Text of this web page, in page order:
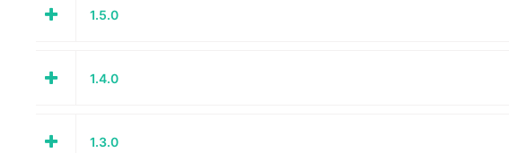
1.5.0
1.4.0
1.3.0